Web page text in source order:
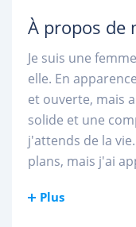
À propos de
Je suis une
elle. En
et ouverte, mais
solide et une
j'attends de la
plans, mais j'ai
Plus